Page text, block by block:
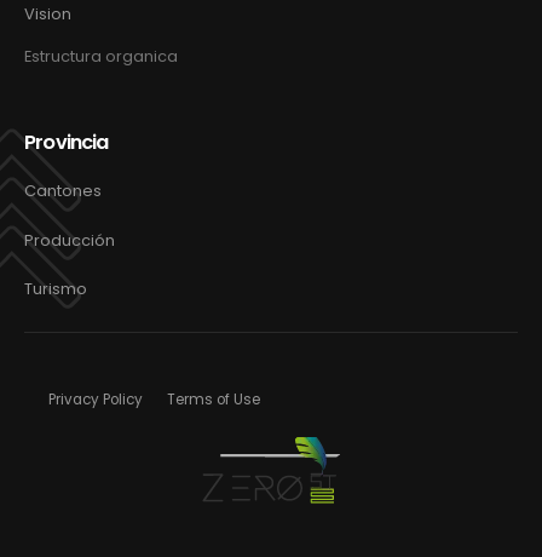
Vision
Estructura organica
Provincia
Cantones
Producción
Turismo
Privacy Policy Terms of Use